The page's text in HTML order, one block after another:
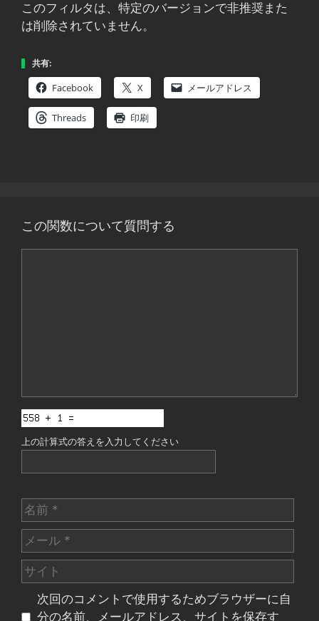
このフィルタは、特定のバージョンで非推奨また
は削除されていません。
共有:
Facebook X メールアドレス
Threads 印刷
この関数について質問する
上の計算式の答えを入力してください
名
前
メ
ー
ル
サ
イ
次回のコメントで使用するためブラウザーに自
分の名前、メールアドレス、サイトを保存す